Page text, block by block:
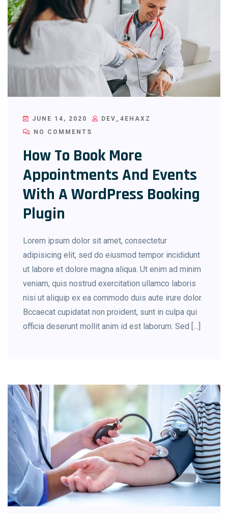
JUNE 14, 2020
DEV_4EHAXZ
NO COMMENTS
How To Book More
Appointments And Events
With A WordPress Booking
Plugin
Lorem ipsum dolor sit amet, consectetur
adipisicing elit, sed do eiusmod tempor incididunt
ut labore et dolore magna aliqua. Ut enim ad minim
veniam, quis nostrud exercitation ullamco laboris
nisi ut aliquip ex ea commodo duis aute irure dolor.
Bccaecat cupidatat non proident, sunt in culpa qui
officia deserunt mollit anim id est laborum. Sed […]